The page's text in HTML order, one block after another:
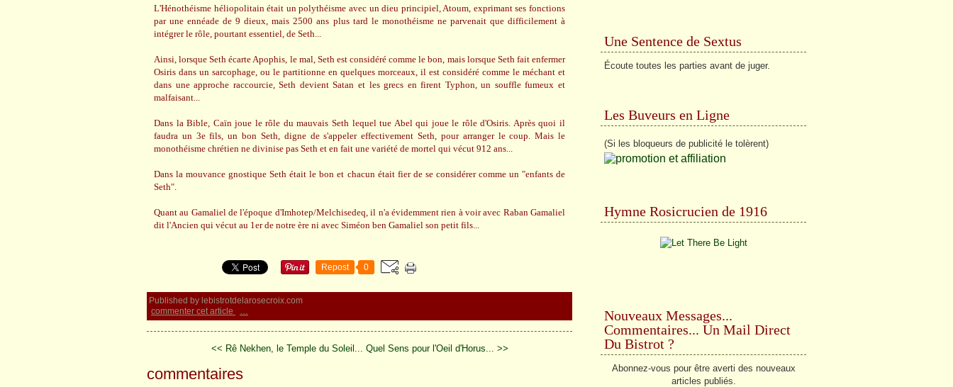
L'Hénothéisme héliopolitain était un polythéisme avec un dieu principiel, Atoum, exprimant ses fonctions
par une ennéade de 9 dieux, mais 2500 ans plus tard le monothéisme ne parvenait que difficilement à
intégrer le rôle, pourtant essentiel, de Seth...
Ainsi, lorsque Seth écarte Apophis, le mal, Seth est considéré comme le bon, mais lorsque Seth fait enfermer
Osiris dans un sarcophage, ou le partitionne en quelques morceaux, il est considéré comme le méchant et
dans une approche raccourcie, Seth devient Satan et les grecs en firent Typhon, un souffle fumeux et
malfaisant...
Dans la Bible, Caïn joue le rôle du mauvais Seth lequel tue Abel qui joue le rôle d'Osiris. Après quoi il
faudra un 3e fils, un bon Seth, digne de s'appeler effectivement Seth, pour arranger le coup. Mais le
monothéisme chrétien ne divinise pas Seth et en fait une variété de mortel qui vécut 912 ans...
Dans la mouvance gnostique Seth était le bon et chacun était fier de se considérer comme un "enfants de
Seth".
Quant au Gamaliel de l'époque d'Imhotep/Melchisedeq, il n'a évidemment rien à voir avec Raban Gamaliel
dit l'Ancien qui vécut au 1er de notre ère ni avec Siméon ben Gamaliel son petit fils...
Repost 0
Published by lebistrotdelarosecroix.com
commenter cet article
…
<< Rê Nekhen, le Temple du Soleil... Quel Sens pour l'Oeil d'Horus... >>
commentaires
Une Sentence de Sextus
Écoute toutes les parties avant de juger.
Les Buveurs en Ligne
(Si les bloqueurs de publicité le tolèrent)
Hymne Rosicrucien de 1916
Nouveaux Messages...
Commentaires... Un Mail Direct
Du Bistrot ?
Abonnez-vous pour être averti des nouveaux
articles publiés.